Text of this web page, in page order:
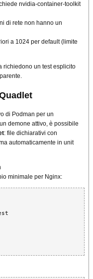
nvidia-container-toolkit
di rete non hanno un
a 1024 per default (limite
richiedono un test esplicito
di Podman per un
demone attivo, è possibile
: file dichiarativi con
automaticamente in unit
minimale per Nginx: